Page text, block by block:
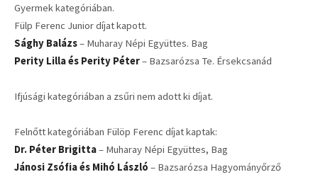
Gyermek kategóriában.
Fülp Ferenc Junior díjat kapott.
Sághy Balázs– Muharay Népi Együttes. Bag
Perity Lilla és Perity Péter– Bazsarózsa Te. Érsekcsanád
Ifjúsági kategóriában a zsűri nem adott ki díjat.
Felnőtt kategóriában Fülöp Ferenc díjat kaptak:
Dr. Péter Brigitta– Muharay Népi Együttes, Bag
Jánosi Zsófia és Mihó László – Bazsarózsa Hagyományőrző